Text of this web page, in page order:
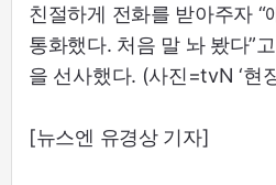
친절하게 전화를 받아주자 “
통화했다. 처음 말 놔 봤다”
을 선사했다. (사진=tvN ‘현
[뉴스엔 유경상 기자]